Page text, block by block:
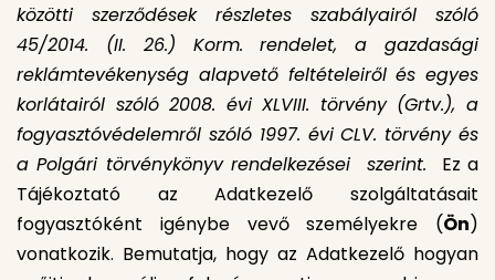
közötti szerződések részletes szabályairól szóló
45/2014. (II. 26.) Korm. rendelet, a gazdasági
reklámtevékenység alapvető feltételeiről és egyes
korlátairól szóló 2008. évi XLVIII. törvény (Grtv.), a
fogyasztóvédelemről szóló 1997. évi CLV. törvény és
a Polgári törvénykönyv rendelkezései szerint.
Ez a
Tájékoztató az Adatkezelő szolgáltatásait
fogyasztóként igénybe vevő személyekre (Ön)
vonatkozik. Bemutatja, hogy az Adatkezelő hogyan